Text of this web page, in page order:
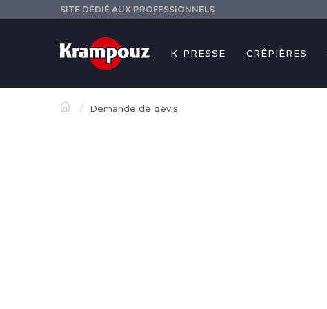
SITE DÉDIÉ AUX PROFESSIONNELS
K-PRESSE CRÊPIÈRES
Demande de devis